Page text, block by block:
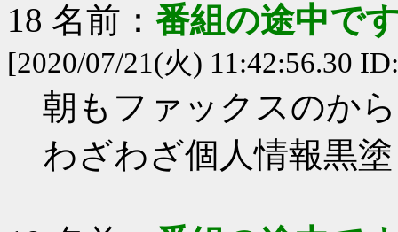
18 名前： 番組の途中で
[2020/07/21(火) 11:42:56.30
朝もファックスのか
わざわざ個人情報黒